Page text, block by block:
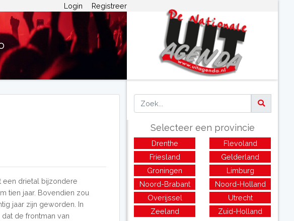
Login Registreer
drietal bijzondere
tien jaar. Bovendien zou
jaar zijn geworden. In
de frontman van
Selecteer een provincie
Drenthe
Flevoland
Friesland
Gelderland
Groningen
Limburg
Noord-Brabant
Noord-Holland
Overijssel
Utrecht
Zeeland
Zuid-Holland